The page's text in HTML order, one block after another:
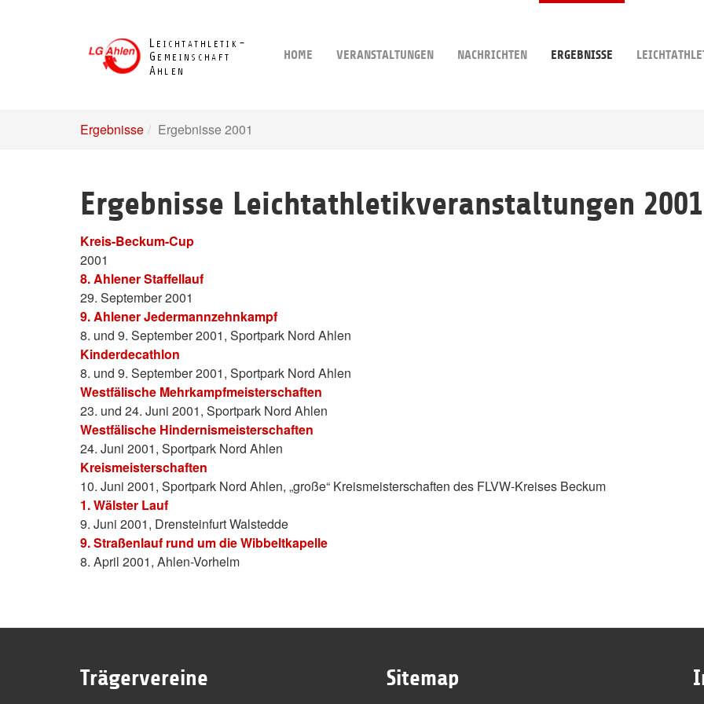
HOME VERANSTALTUNGEN NACHRICHTEN ERGEBNISSE
Ergebnisse Ergebnisse 2001
Ergebnisse Leichtathletikveranstaltungen 2001
Kreis-Beckum-Cup
2001
8. Ahlener Staffellauf
29. September 2001
9. Ahlener Jedermannzehnkampf
8. und 9. September 2001, Sportpark Nord Ahlen
Kinderdecathlon
8. und 9. September 2001, Sportpark Nord Ahlen
Westfälische Mehrkampfmeisterschaften
23. und 24. Juni 2001, Sportpark Nord Ahlen
Westfälische Hindernismeisterschaften
24. Juni 2001, Sportpark Nord Ahlen
Kreismeisterschaften
10. Juni 2001, Sportpark Nord Ahlen, „große“ Kreismeisterschaften des FLVW-Kreises Beckum
1. Wälster Lauf
9. Juni 2001, Drensteinfurt Walstedde
9. Straßenlauf rund um die Wibbeltkapelle
8. April 2001, Ahlen-Vorhelm
Trägervereine Sitemap